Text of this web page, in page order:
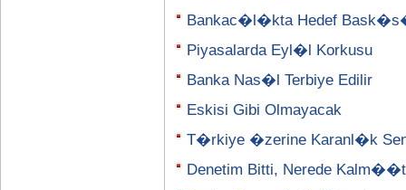
Bankac�l�kta Hedef
Piyasalarda Eyl�l Korkusu
Banka Nas�l Terbiye Edilir
Eskisi Gibi Olmayacak
T�rkiye �zerine Karanl�k
Denetim Bitti, Nerede